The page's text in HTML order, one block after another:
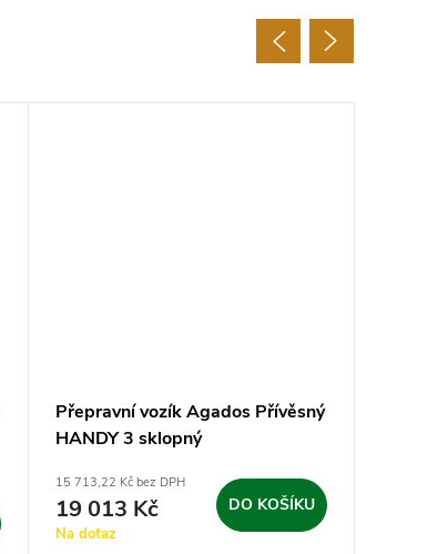
Přepravní vozík Agados Přívěsný
HANDY 3 sklopný
15 713,22 Kč bez DPH
19 013 Kč
Na dotaz
DO KOŠÍKU